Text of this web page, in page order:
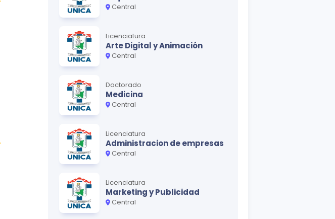
Central
Licenciatura
Arte Digital y Animación
Central
Doctorado
Medicina
Central
Licenciatura
Administracion de empresas
Central
Licenciatura
Marketing y Publicidad
Central